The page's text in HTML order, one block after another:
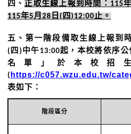
四、 正取生線上報到時間： 115
115年5月 28 日 ( 四 )12:00 止。
五、第一階段備取生線上報到
( 四 )中午13:00起，本校將依序
名單」於本校招
( https://c057.wzu.edu.tw/
表如下：
階段區分